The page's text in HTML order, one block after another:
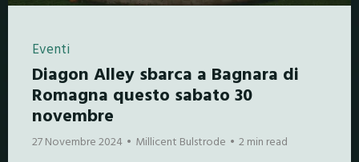
Eventi
Diagon Alley sbarca a Bagnara di
Romagna questo sabato 30
novembre
27 Novembre 2024 Millicent Bulstrode 2 min read